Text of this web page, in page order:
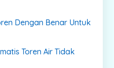
Dengan Benar Untuk
Toren Air Tidak